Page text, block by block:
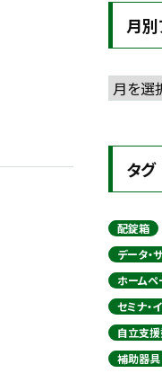
月別
タグ
配錠箱
データ・
ホームペ
セミナ・
自立支
補助器具